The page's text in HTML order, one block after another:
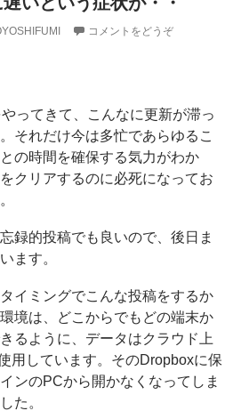
コメントをどうぞ
ってきて、こんなに更新が滞っ
それだけ今は多忙であらゆるこ
の時間を確保する気力がわか
クリアするのに必死になってお
録的投稿でも良いので、後日ま
ます。
イミングでこんな投稿をするか
境は、どこからでもどの端末か
るように、データはクラウド上
用しています。そのDropboxに保
ンのPCから開かなくなってしま
た。